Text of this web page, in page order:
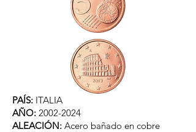
PAÍS: ITALIA
AÑO: 2002-2024
ALEACIÓN: Acero bañado en cobre